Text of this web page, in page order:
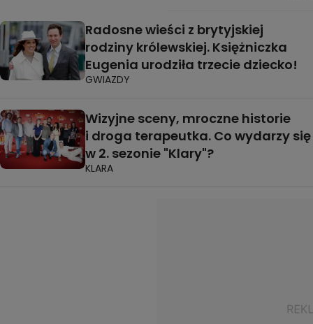
Radosne wieści z brytyjskiej
rodziny królewskiej. Księżniczka
Eugenia urodziła trzecie dziecko!
GWIAZDY
Wizyjne sceny, mroczne historie
i droga terapeutka. Co wydarzy się
w 2. sezonie "Klary"?
KLARA